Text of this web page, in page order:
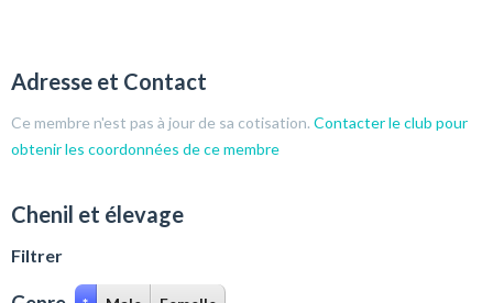
Adresse et Contact
Ce membre n'est pas à jour de sa cotisation. Contacter le club pour
obtenir les coordonnées de ce membre
Chenil et élevage
Filtrer